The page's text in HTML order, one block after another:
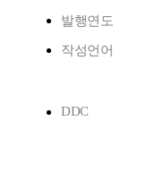
발행연도
작성언어
DDC